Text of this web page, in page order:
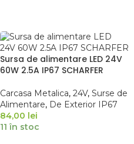
Sursa de alimentare LED 24V
60W 2.5A IP67 SCHARFER
Carcasa Metalica, 24V, Surse de
Alimentare, De Exterior IP67
84,00 lei
11 în stoc